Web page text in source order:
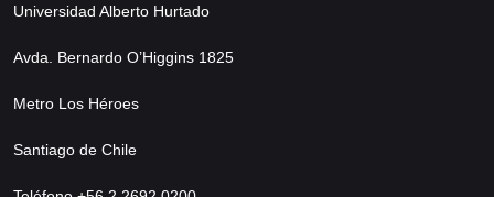
Universidad Alberto Hurtado
Avda. Bernardo O’Higgins 1825
Metro Los Héroes
Santiago de Chile